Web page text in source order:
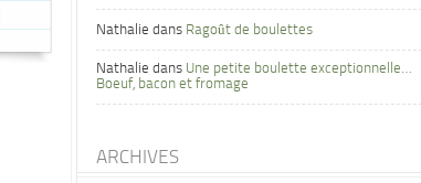
Nathalie dans Ragoût de boulettes
Nathalie dans Une petite boulette exceptionnelle…
Boeuf, bacon et fromage
ARCHIVES